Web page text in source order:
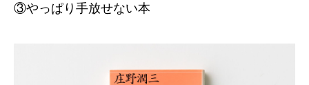
③やっぱり手放せない本